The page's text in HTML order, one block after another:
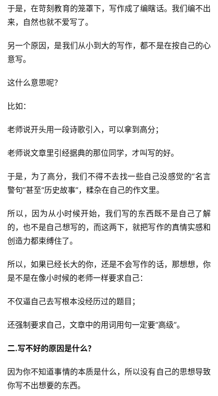
页
业
快
讯
于是，在苛刻教育的笼罩下，写作成了编瞎话。我们编不出
来，自然也就不爱写了。
另一个原因，是我们从小到大的写作，都不是在按自己的心
意写。
这什么意思呢？
比如：
老师说开头用一段诗歌引入，可以拿到高分；
老师说文章里引经据典的那位同学，才叫写的好。
于是，为了高分，我们不得不去找一些自己没感觉的“名言
警句”甚至“历史故事”，糅杂在自己的作文里。
所以，因为从小时候开始，我们写的东西既不是自己了解
的，也不是自己想写的，而这两下，就把写作的真情实感和
创造力都束缚住了。
所以，如果已经长大的你，还是不会写作的话，那想想，你
是不是在像小时候的老师一样要求自己：
不仅逼自己去写根本没经历过的题目；
还强制要求自己，文章中的用词用句一定要“高级”。
二.写不好的原因是什么？
因为你不知道事情的本质是什么，所以没有自己的思想导致
你写不出想要的东西。